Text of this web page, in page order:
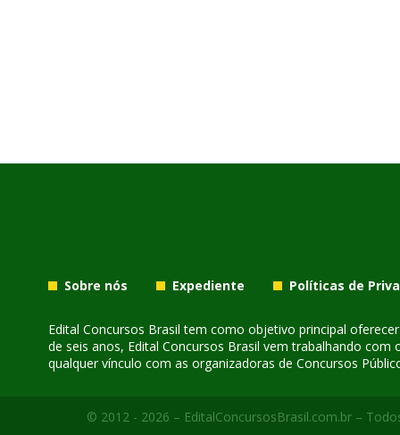
Sobre nós Expediente Políticas de
Edital Concursos Brasil tem como objetivo principal
de seis anos, Edital Concursos Brasil vem trabalhando
qualquer vínculo com as organizadoras de Concursos
© 2012 - 2026 – EditalConcursosBrasil.com.br –